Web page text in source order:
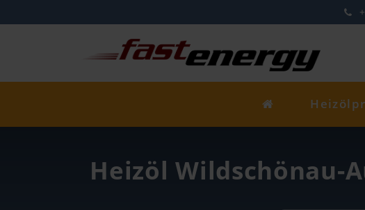
Heizöl Wildschönau-